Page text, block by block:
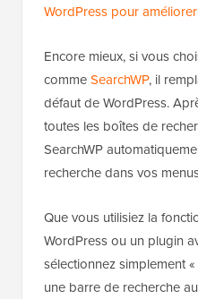
WordPress pour
Encore mieux, si vous
commeSearchWP, il
défaut de WordPress.
toutes les boîtes de
SearchWP
recherche dans vos
Que vous utilisiez la
WordPress ou un plugin
sélectionnez simplement
une barre de recherche